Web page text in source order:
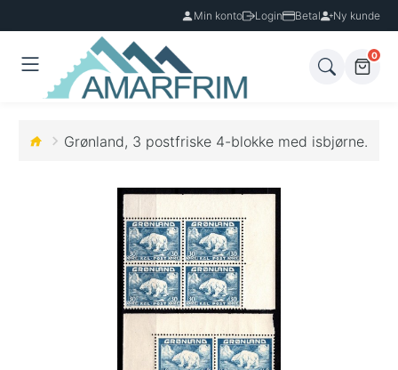
Min konto Login Betal Ny kunde
0
Grønland, 3 postfriske 4-blokke med isbjørne.